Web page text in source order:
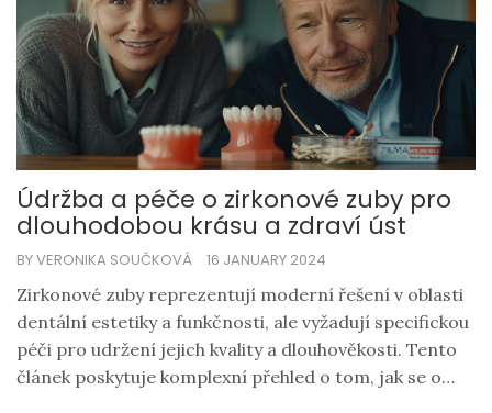
Údržba a péče o zirkonové zuby pro
dlouhodobou krásu a zdraví úst
BY VERONIKA SOUČKOVÁ 16 JANUARY 2024
Zirkonové zuby reprezentují moderní řešení v oblasti
dentální estetiky a funkčnosti, ale vyžadují specifickou
péči pro udržení jejich kvality a dlouhověkosti. Tento
článek poskytuje komplexní přehled o tom, jak se o